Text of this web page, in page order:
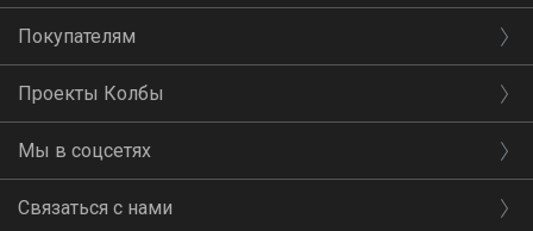
Покупателям
Проекты Колбы
Мы в соцсетях
Связаться с нами